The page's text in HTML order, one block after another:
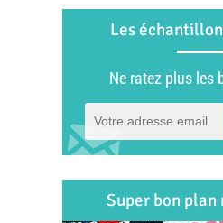
Les
Ne ratez plus les
Super bon plan